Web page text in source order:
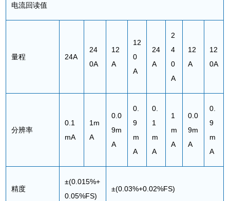
电流回读值
量程 24A
24
0A
12
A
12
0
A
24
A
2
4
0
A
12
A
12
0A
分辨率
0.1
mA
1m
A
0.0
9m
A
0.
9
m
A
0.
1
m
A
1
m
A
0.0
9m
A
0.
9
m
A
精度
±(0.015%+
0.05%FS)
±(0.03%+0.02%FS)